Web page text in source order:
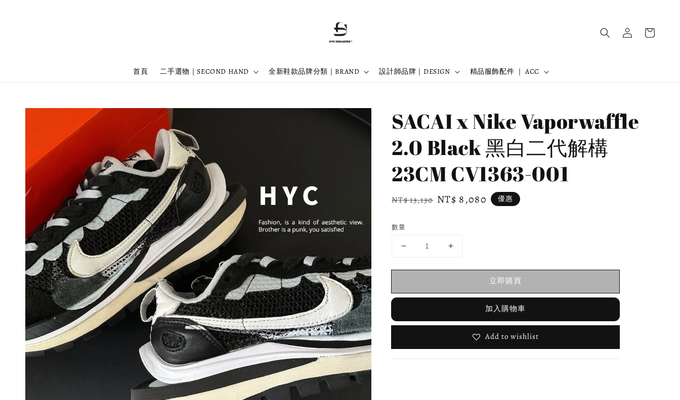
首頁 二手選物｜SECOND HAND 全新鞋款品牌分類｜BRAND 設計師品牌｜DESIGN 精品服飾配件 ｜ ACC
SACAI x Nike Vaporwaffle
2.0 Black 黑白二代解構
23CM CV1363-001
Regular
NT$ 13,130 Sale
NT$ 8,080 優惠
數量
立即購買
加入購物車
Add to wishlist